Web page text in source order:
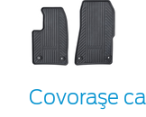
Covoraşe